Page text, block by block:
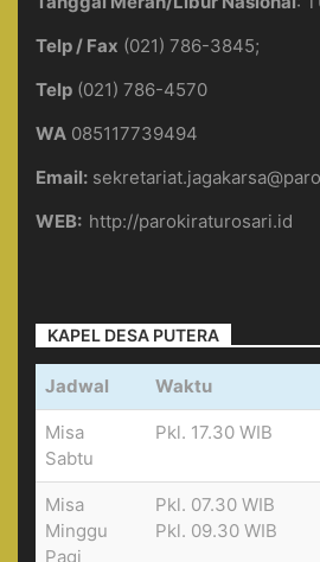
Telp / Fax (021) 786-3845;
Telp (021) 786-4570
WA 085117739494
Email:
WEB: http://parokiraturosari.id
KAPEL DESA PUTERA
Jadwal Waktu
Misa
Sabtu
Pkl. 17.30 WIB
Misa
Minggu
Pagi
Pkl. 07.30 WIB
Pkl. 09.30 WIB